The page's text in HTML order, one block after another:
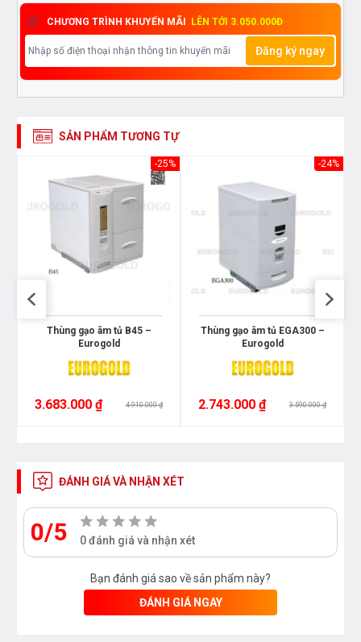
CHƯƠNG TRÌNH KHUYẾN MÃI LÊN TỚI 3.050.000Đ
Đăng ký ngay
SẢN PHẨM TƯƠNG TỰ
-25%
Thùng gạo âm tủ B45 –
Eurogold
3.683.000 ₫ 4.910.000 ₫
-24%
Thùng gạo âm tủ EGA300 –
Eurogold
2.743.000 ₫ 3.590.000 ₫
ĐÁNH GIÁ VÀ NHẬN XÉT
0/5 0 đánh giá và nhận xét
Bạn đánh giá sao về sản phẩm này?
ĐÁNH GIÁ NGAY